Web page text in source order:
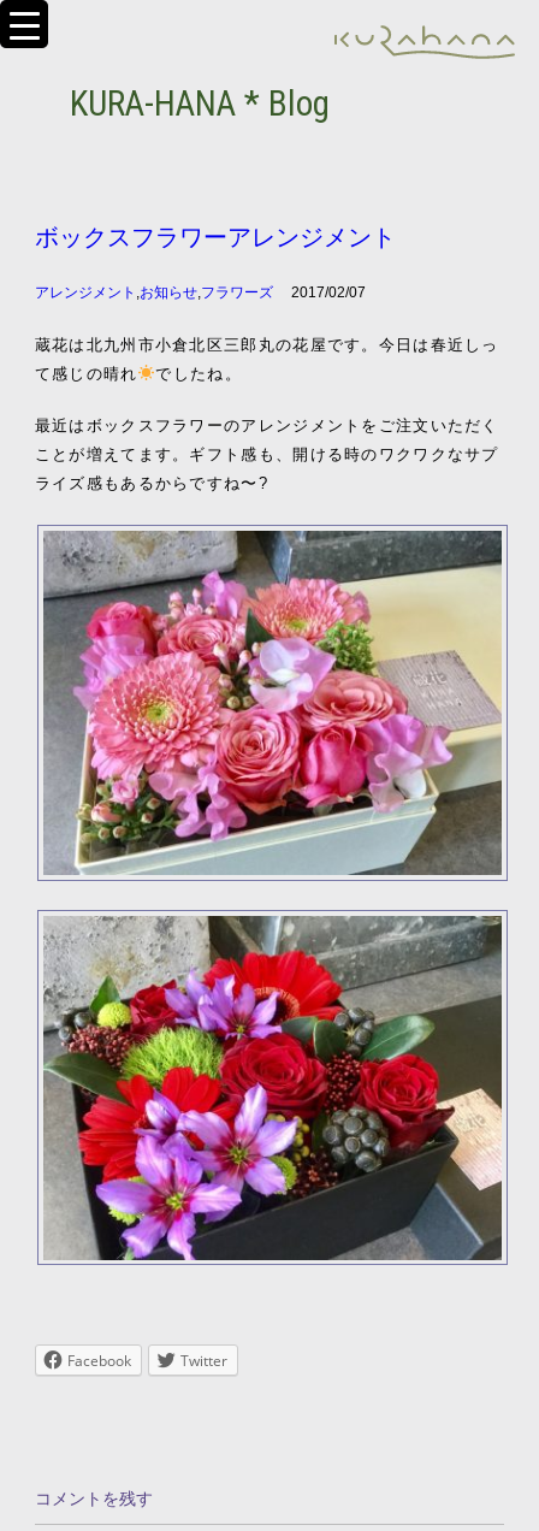
KURA-HANA * Blog
ボックスフラワーアレンジメント
アレンジメント ,お知らせ,フラワーズ 2017/02/07
蔵花は北九州市小倉北区三郎丸の花屋です。今日は春近しっ
て感じの晴れ
でしたね。
最近はボックスフラワーのアレンジメントをご注文いただく
ことが増えてます。ギフト感も、開ける時のワクワクなサプ
ライズ感もあるからですね〜?
Facebook Twitter
コメントを残す